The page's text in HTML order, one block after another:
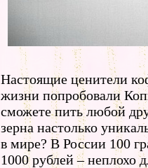
Настоящие ценители
жизни попробовали
сможете пить любой
зерна настолько
в мире? В России 100
1000 рублей – неплохо